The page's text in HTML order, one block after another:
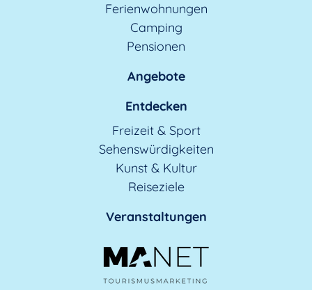
Ferienwohnungen
Camping
Pensionen
Angebote
Entdecken
Freizeit & Sport
Sehenswürdigkeiten
Kunst & Kultur
Reiseziele
Veranstaltungen